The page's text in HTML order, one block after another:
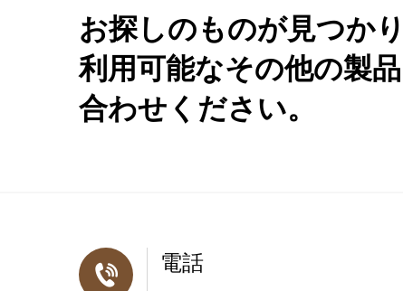
お探しのものが見つか
利用可能なその他の製
合わせください。
電話